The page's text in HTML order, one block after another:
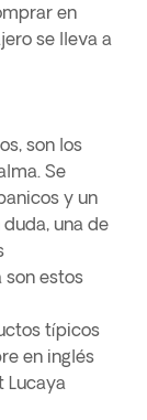
en
se lleva a
son los
Se
y un
una de
son estos
típicos
en inglés
Lucaya